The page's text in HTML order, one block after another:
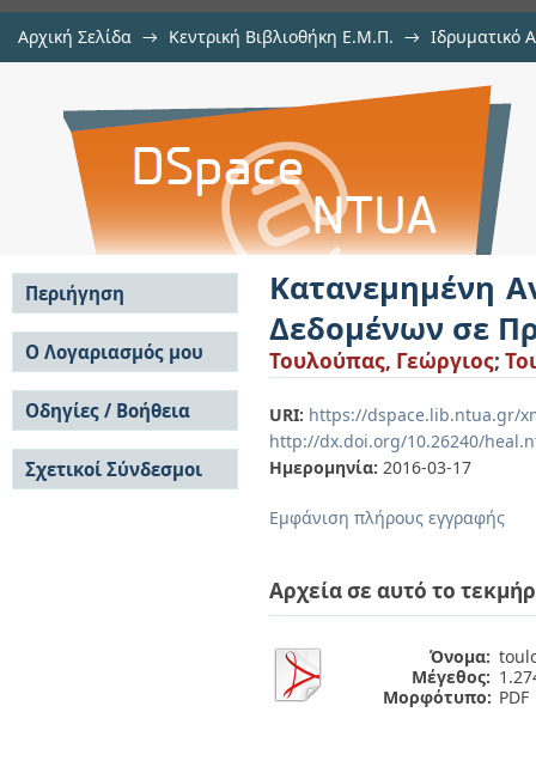
Αρχική Σελίδα → Κεντρική Βιβλιοθήκη Ε.Μ.Π. → Ιδρυματικό
Κατανεμημένη Αναλυτική
Πραγματικό Χρόνο
Κατανεμημένη
Δεδομένων σε
Τουλούπας, Γεώργιος;
URI: https://dspace.lib.ntua.gr/
http://dx.doi.org/10.26240/
Ημερομηνία: 2016-03-17
Εμφάνιση πλήρους εγγραφής
Αρχεία σε αυτό το
Όνομα:
Μέγεθος:
Μορφότυπο: PDF
Περιήγηση
Σε όλο το DSpace
Κοινότητες & Συλλογές
Ανά Ημερομηνία
Έκδοσης
Συγγραφείς
Τίτλοι
Θέματα
Ο Λογαριασμός μου
Σύνδεση
Εγγραφή
Οδηγίες / Βοήθεια
Οδηγίες Υποβολής
Οδηγίες Χρήσης ΙΑ
Συχνές Ερωτήσεις
Σχετικοί Σύνδεσμοι